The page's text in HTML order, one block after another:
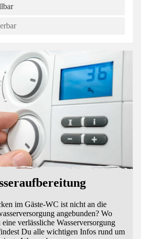
im Gäste-WC ist nicht an die
angebunden? Wo
verlässliche Wasserversorgung
Du alle wichtigen Infos rund um